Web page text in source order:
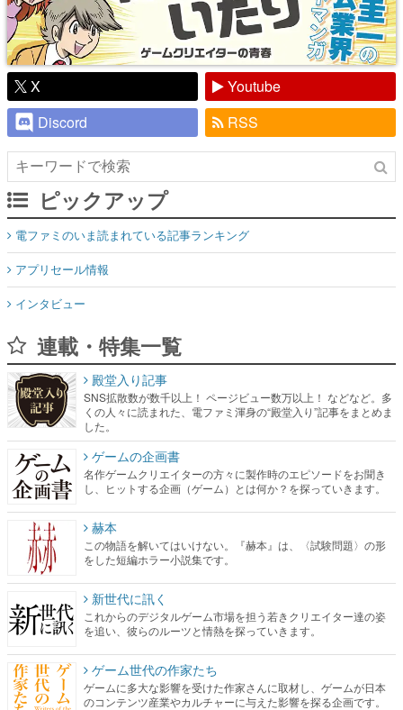
X
Youtube
Discord
RSS
ピックアップ
電ファミのいま読まれている記事ランキング
アプリセール情報
インタビュー
連載・特集一覧
殿堂入り記事
SNS拡散数が数千以上！ ページビュー数万以上！ などなど。多
くの人々に読まれた、電ファミ渾身の“殿堂入り”記事をまとめま
した。
ゲームの企画書
名作ゲームクリエイターの方々に製作時のエピソードをお聞き
し、ヒットする企画（ゲーム）とは何か？を探っていきます。
赫本
この物語を解いてはいけない。『赫本』は、〈試験問題〉の形
をした短編ホラー小説集です。
新世代に訊く
これからのデジタルゲーム市場を担う若きクリエイター達の姿
を追い、彼らのルーツと情熱を探っていきます。
ゲーム世代の作家たち
ゲームに多大な影響を受けた作家さんに取材し、ゲームが日本
のコンテンツ産業やカルチャーに与えた影響を探る企画です。